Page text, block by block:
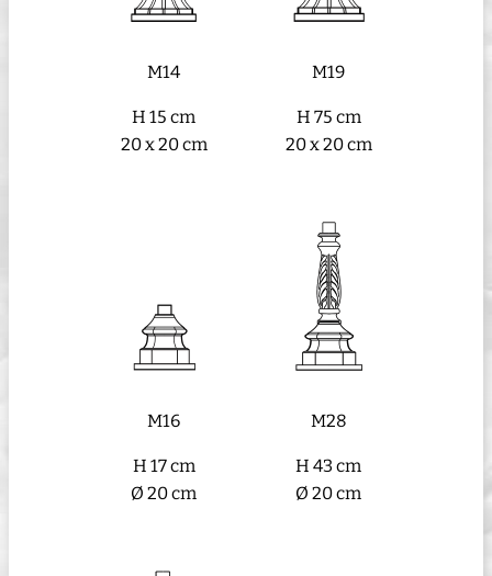
M14
H 15 cm
20 x 20 cm
M19
H 75 cm
20 x 20 cm
M16
H 17 cm
Ø 20 cm
M28
H 43 cm
Ø 20 cm